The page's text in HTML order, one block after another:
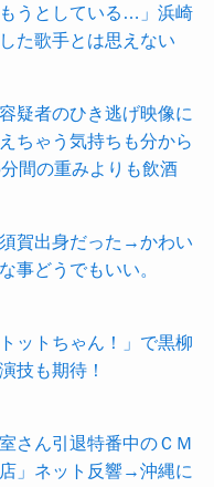
うとしている…」浜崎
た歌手とは思えない
疑者のひき逃げ映像に
ちゃう気持ちも分から
間の重みよりも飲酒
賀出身だった→かわい
事どうでもいい。
ットちゃん！」で黒柳
技も期待！
さん引退特番中のＣＭ
」ネット反響→沖縄に